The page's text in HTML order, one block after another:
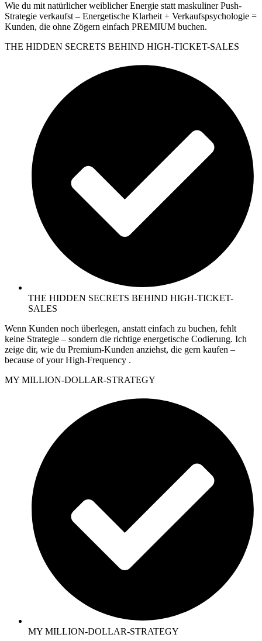
Wie du mit natürlicher weiblicher Energie statt maskuliner Push-
Strategie verkaufst – Energetische Klarheit + Verkaufspsychologie =
Kunden, die ohne Zögern einfach PREMIUM buchen.
THE HIDDEN SECRETS BEHIND HIGH-TICKET-SALES
THE HIDDEN SECRETS BEHIND HIGH-TICKET-
SALES
Wenn Kunden noch überlegen, anstatt einfach zu buchen, fehlt
keine Strategie – sondern die richtige energetische Codierung. Ich
zeige dir, wie du Premium-Kunden anziehst, die gern kaufen –
because of your High-Frequency .
MY MILLION-DOLLAR-STRATEGY
MY MILLION-DOLLAR-STRATEGY